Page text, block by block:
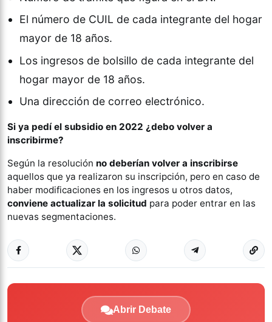
El número de CUIL de cada integrante del hogar
mayor de 18 años.
Los ingresos de bolsillo de cada integrante del
hogar mayor de 18 años.
Una dirección de correo electrónico.
Si ya pedí el subsidio en 2022 ¿debo volver a
inscribirme?
Según la resolución no deberían volver a inscribirse
aquellos que ya realizaron su inscripción, pero en caso de
haber modificaciones en los ingresos u otros datos,
conviene actualizar la solicitud para poder entrar en las
nuevas segmentaciones.
Abrir Debate